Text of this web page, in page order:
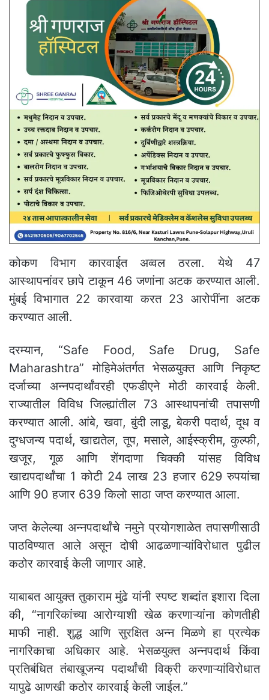
कोकण विभाग कारवाईत अव्वल ठरला. येथे 47
आस्थापनांवर छापे टाकून 46 जणांना अटक करण्यात आली.
मुंबई विभागात 22 कारवाया करत 23 आरोपींना अटक
करण्यात आली.
दरम्यान, “Safe Food, Safe Drug, Safe
Maharashtra” मोहिमेअंतर्गत भेसळयुक्त आणि निकृष्ट
दर्जाच्या अन्नपदार्थांवरही एफडीएने मोठी कारवाई केली.
राज्यातील विविध जिल्ह्यांतील 73 आस्थापनांची तपासणी
करण्यात आली. आंबे, खवा, बुंदी लाडू, बेकरी पदार्थ, दूध व
दुग्धजन्य पदार्थ, खाद्यतेल, तूप, मसाले, आईस्क्रीम, कुल्फी,
खजूर, गूळ आणि शेंगदाणा चिक्की यांसह विविध
खाद्यपदार्थांचा 1 कोटी 24 लाख 23 हजार 629 रुपयांचा
आणि 90 हजार 639 किलो साठा जप्त करण्यात आला.
जप्त केलेल्या अन्नपदार्थांचे नमुने प्रयोगशाळेत तपासणीसाठी
पाठविण्यात आले असून दोषी आढळणाऱ्यांविरोधात पुढील
कठोर कारवाई केली जाणार आहे.
याबाबत आयुक्त तुकाराम मुंढे यांनी स्पष्ट शब्दांत इशारा दिला
की, “नागरिकांच्या आरोग्याशी खेळ करणाऱ्यांना कोणतीही
माफी नाही. शुद्ध आणि सुरक्षित अन्न मिळणे हा प्रत्येक
नागरिकाचा अधिकार आहे. भेसळयुक्त अन्नपदार्थ किंवा
प्रतिबंधित तंबाखूजन्य पदार्थांची विक्री करणाऱ्यांविरोधात
यापुढे आणखी कठोर कारवाई केली जाईल.”